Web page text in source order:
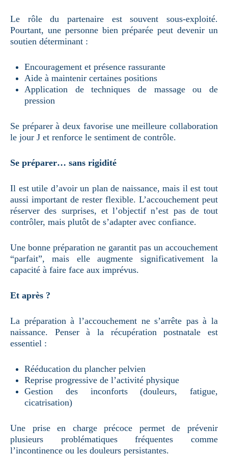
Le rôle du partenaire est souvent sous-exploité.
Pourtant, une personne bien préparée peut devenir un
soutien déterminant :
Encouragement et présence rassurante
Aide à maintenir certaines positions
Application de techniques de massage ou de
pression
Se préparer à deux favorise une meilleure collaboration
le jour J et renforce le sentiment de contrôle.
Se préparer… sans rigidité
Il est utile d’avoir un plan de naissance, mais il est tout
aussi important de rester flexible. L’accouchement peut
réserver des surprises, et l’objectif n’est pas de tout
contrôler, mais plutôt de s’adapter avec confiance.
Une bonne préparation ne garantit pas un accouchement
“parfait”, mais elle augmente significativement la
capacité à faire face aux imprévus.
Et après ?
La préparation à l’accouchement ne s’arrête pas à la
naissance. Penser à la récupération postnatale est
essentiel :
Rééducation du plancher pelvien
Reprise progressive de l’activité physique
Gestion des inconforts (douleurs, fatigue,
cicatrisation)
Une prise en charge précoce permet de prévenir
plusieurs problématiques fréquentes comme
l’incontinence ou les douleurs persistantes.